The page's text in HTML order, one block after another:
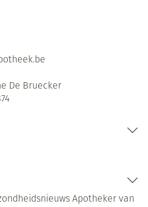
De Bruecker
Apotheker van